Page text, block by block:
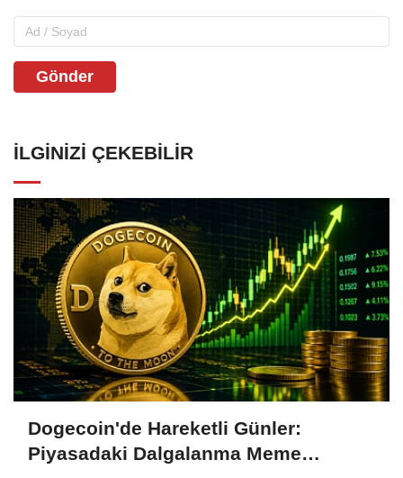
Gönder
İLGINIZI ÇEKEBILIR
Dogecoin'de Hareketli Günler:
Piyasadaki Dalgalanma Meme